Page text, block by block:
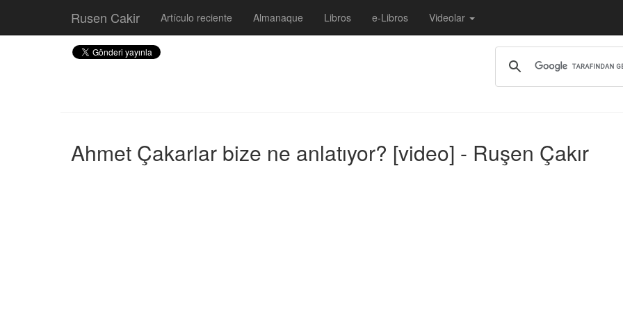
Rusen Cakir Artículo reciente Almanaque Libros e-Libros Videolar
Ahmet Çakarlar bize ne anlatıyor? [video] - Ruşen Çakır